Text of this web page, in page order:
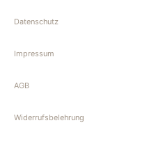
Datenschutz
Impressum
AGB
Widerrufsbelehrung